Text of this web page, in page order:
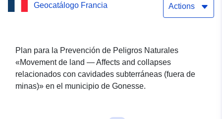
PPRMT Gonesse
Geocatálogo Francia Actions
Plan para la Prevención de Peligros Naturales
«Movement de land — Affects and collapses
relacionados con cavidades subterráneas (fuera de
minas)» en el municipio de Gonesse.